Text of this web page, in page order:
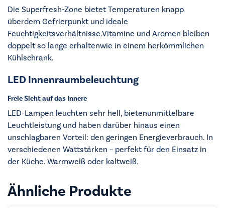
Die Superfresh-Zone bietet Temperaturen knapp
überdem Gefrierpunkt und ideale
Feuchtigkeitsverhältnisse.Vitamine und Aromen bleiben
doppelt so lange erhaltenwie in einem herkömmlichen
Kühlschrank.
LED Innenraumbeleuchtung
Freie Sicht auf das Innere
LED-Lampen leuchten sehr hell, bietenunmittelbare
Leuchtleistung und haben darüber hinaus einen
unschlagbaren Vorteil: den geringen Energieverbrauch. In
verschiedenen Wattstärken – perfekt für den Einsatz in
der Küche. Warmweiß oder kaltweiß.
Ähnliche Produkte